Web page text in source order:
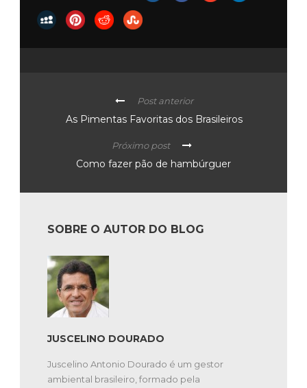
Post anterior
As Pimentas Favoritas dos Brasileiros
Próximo post
Como fazer pão de hambúrguer
SOBRE O AUTOR DO BLOG
JUSCELINO DOURADO
Juscelino Antonio Dourado é um gestor
ambiental brasileiro, formado pela